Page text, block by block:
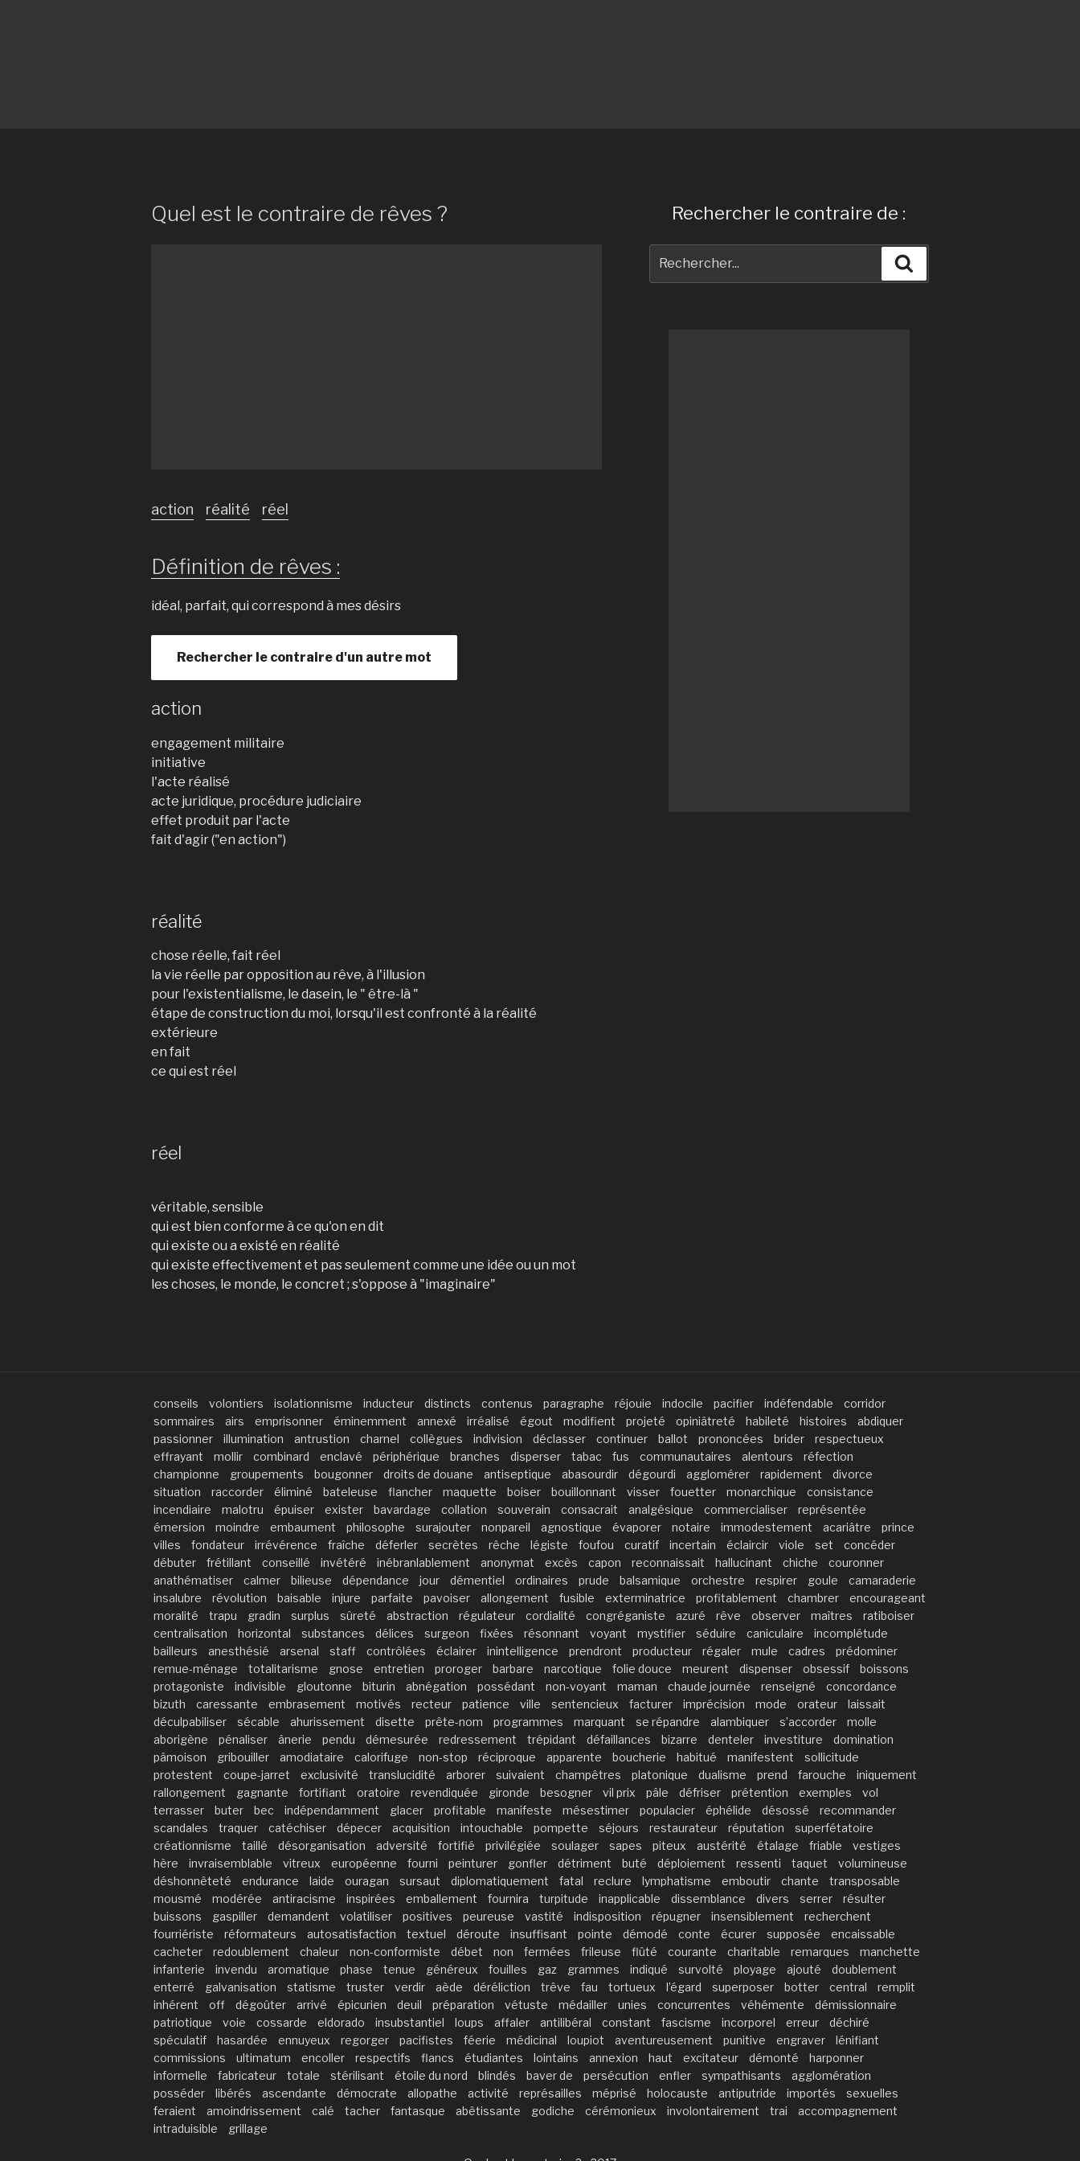
Quel est le contraire de rêves ?
action réalité réel
Définition de rêves :
idéal, parfait, qui correspond à mes désirs
Rechercher le contraire d'un autre mot
action
engagement militaire
initiative
l'acte réalisé
acte juridique, procédure judiciaire
effet produit par l'acte
fait d'agir ("en action")
réalité
chose réelle, fait réel
la vie réelle par opposition au rêve, à l'illusion
pour l'existentialisme, le dasein, le " être-là "
étape de construction du moi, lorsqu'il est confronté à la réalité
extérieure
en fait
ce qui est réel
réel
véritable, sensible
qui est bien conforme à ce qu'on en dit
qui existe ou a existé en réalité
qui existe effectivement et pas seulement comme une idée ou un mot
les choses, le monde, le concret ; s'oppose à "imaginaire"
Rechercher le contraire de :
pour
conseils volontiers isolationnisme inducteur distincts contenus paragraphe réjouie indocile pacifier indéfendable
corridor
sommaires
airs emprisonner éminemment annexé irréalisé égout modifient projeté opiniâtreté habileté histoires
abdiquer
passionner
illumination antrustion charnel collègues indivision déclasser continuer ballot prononcées brider
respectueux
effrayant
mollir combinard enclavé périphérique branches disperser tabac fus communautaires alentours
réfection
championne
groupements bougonner droits de douane antiseptique abasourdir dégourdi agglomérer rapidement
divorce
situation
raccorder éliminé bateleuse flancher maquette boiser bouillonnant visser fouetter monarchique
consistance
incendiaire
malotru épuiser exister bavardage collation souverain consacrait analgésique commercialiser
représentée
émersion
moindre embaument philosophe surajouter nonpareil agnostique évaporer notaire immodestement acariâtre
prince
villes
fondateur irrévérence fraîche déferler secrètes rêche légiste foufou curatif incertain éclaircir viole set
concéder
débuter
frétillant conseillé invétéré inébranlablement anonymat excès capon reconnaissait hallucinant chiche
couronner
anathématiser
calmer bilieuse dépendance jour démentiel ordinaires prude balsamique orchestre respirer goule
camaraderie
insalubre
révolution baisable injure parfaite pavoiser allongement fusible exterminatrice profitablement chambrer
encourageant
moralité
trapu gradin surplus sûreté abstraction régulateur cordialité congréganiste azuré rêve observer maîtres
ratiboiser
centralisation
horizontal substances délices surgeon fixées résonnant voyant mystifier séduire caniculaire
incomplétude
bailleurs
anesthésié arsenal staff contrôlées éclairer inintelligence prendront producteur régaler mule cadres
prédominer
remue-ménage
totalitarisme gnose entretien proroger barbare narcotique folie douce meurent dispenser obsessif
boissons
protagoniste
indivisible gloutonne biturin abnégation possédant non-voyant maman chaude journée renseigné
concordance
bizuth
caressante embrasement motivés recteur patience ville sentencieux facturer imprécision mode orateur
laissait
déculpabiliser
sécable ahurissement disette prête-nom programmes marquant se répandre alambiquer s’accorder
molle
aborigène
pénaliser ânerie pendu démesurée redressement trépidant défaillances bizarre denteler investiture
domination
pâmoison
gribouiller amodiataire calorifuge non-stop réciproque apparente boucherie habitué manifestent
sollicitude
protestent
coupe-jarret exclusivité translucidité arborer suivaient champêtres platonique dualisme prend farouche
iniquement
rallongement
gagnante fortifiant oratoire revendiquée gironde besogner vil prix pâle défriser prétention exemples
vol
terrasser
buter bec indépendamment glacer profitable manifeste mésestimer populacier éphélide désossé
recommander
scandales
traquer catéchiser dépecer acquisition intouchable pompette séjours restaurateur réputation
superfétatoire
créationnisme
taillé désorganisation adversité fortifié privilégiée soulager sapes piteux austérité étalage friable
vestiges
hère
invraisemblable vitreux européenne fourni peinturer gonfler détriment buté déploiement ressenti taquet
volumineuse
déshonnêteté
endurance laide ouragan sursaut diplomatiquement fatal reclure lymphatisme emboutir chante
transposable
mousmé
modérée antiracisme inspirées emballement fournira turpitude inapplicable dissemblance divers serrer
résulter
buissons
gaspiller demandent volatiliser positives peureuse vastité indisposition répugner insensiblement
recherchent
fourriériste
réformateurs autosatisfaction textuel déroute insuffisant pointe démodé conte écurer supposée
encaissable
cacheter
redoublement chaleur non-conformiste débet non fermées frileuse flûté courante charitable remarques
manchette
infanterie
invendu aromatique phase tenue généreux fouilles gaz grammes indiqué survolté ployage ajouté
doublement
enterré
galvanisation statisme truster verdir aède déréliction trêve fau tortueux l’égard superposer botter central
remplit
inhérent
off dégoûter arrivé épicurien deuil préparation vétuste médailler unies concurrentes véhémente
démissionnaire
patriotique
voie cossarde eldorado insubstantiel loups affaler antilibéral constant fascisme incorporel erreur
déchiré
spéculatif
hasardée ennuyeux regorger pacifistes féerie médicinal loupiot aventureusement punitive engraver
lénifiant
commissions
ultimatum encoller respectifs flancs étudiantes lointains annexion haut excitateur démonté
harponner
informelle
fabricateur totale stérilisant étoile du nord blindés baver de persécution enfler sympathisants
agglomération
posséder
libérés ascendante démocrate allopathe activité représailles méprisé holocauste antiputride importés
sexuelles
feraient
amoindrissement calé tacher fantasque abêtissante godiche cérémonieux involontairement trai
accompagnement
intraduisible
grillage